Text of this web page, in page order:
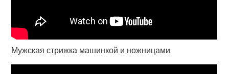
Мужская стрижка машинкой и ножницами